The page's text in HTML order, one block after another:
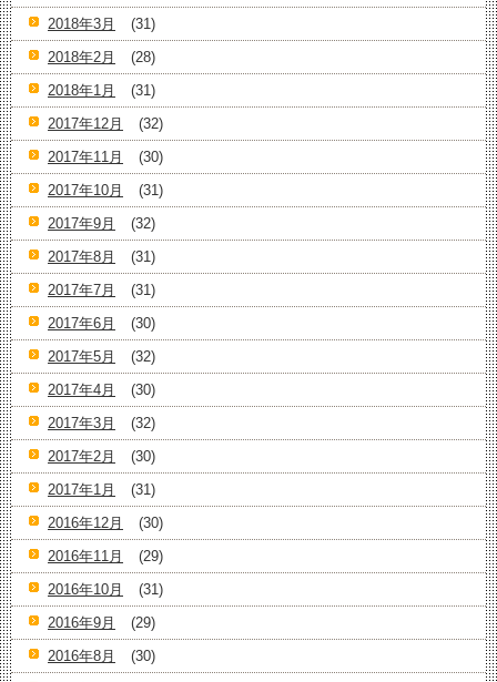
2018年3月
(31)
2018年2月
(28)
2018年1月
(31)
2017年12月
(32)
2017年11月
(30)
2017年10月
(31)
2017年9月
(32)
2017年8月
(31)
2017年7月
(31)
2017年6月
(30)
2017年5月
(32)
2017年4月
(30)
2017年3月
(32)
2017年2月
(30)
2017年1月
(31)
2016年12月
(30)
2016年11月
(29)
2016年10月
(31)
2016年9月
(29)
2016年8月
(30)